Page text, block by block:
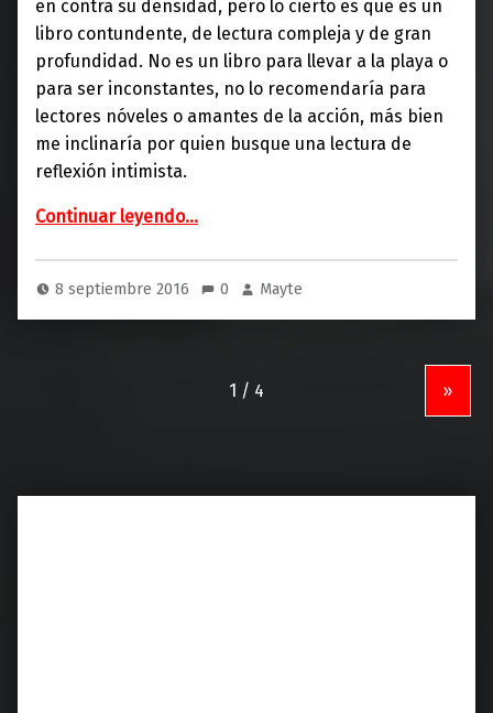
en contra su densidad, pero lo cierto es que es un
libro contundente, de lectura compleja y de gran
profundidad. No es un libro para llevar a la playa o
para ser inconstantes, no lo recomendaría para
lectores nóveles o amantes de la acción, más bien
me inclinaría por quien busque una lectura de
reflexión intimista.
Continuar leyendo…
8 septiembre 2016 0 Mayte
»